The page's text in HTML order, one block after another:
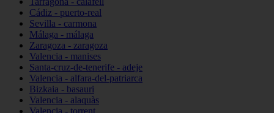
Cádiz - puerto-real
Sevilla - carmona
Málaga - málaga
Zaragoza - zaragoza
Valencia - manises
Santa-cruz-de-tenerife - adeje
Valencia - alfara-del-patriarca
Bizkaia - basauri
Valencia - alaquàs
Valencia - torrent